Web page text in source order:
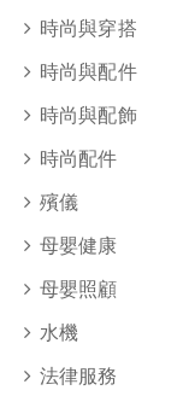
時尚與穿搭
時尚與配件
時尚與配飾
時尚配件
殯儀
母嬰健康
母嬰照顧
水機
法律服務